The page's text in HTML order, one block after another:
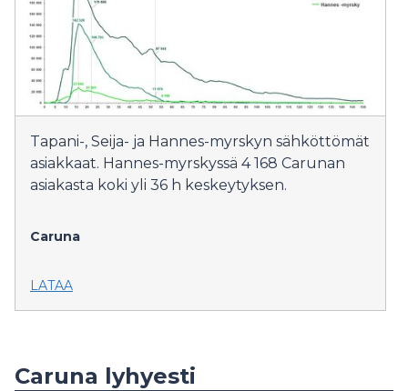
Tapani-, Seija- ja Hannes-myrskyn sähköttömät
asiakkaat. Hannes-myrskyssä 4 168 Carunan
asiakasta koki yli 36 h keskeytyksen.
Caruna
LATAA
Caruna lyhyesti